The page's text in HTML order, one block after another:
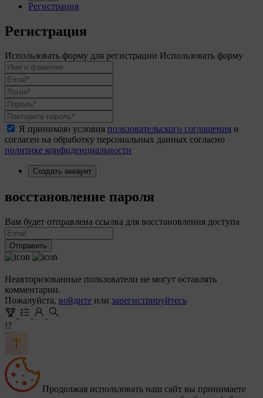
Регистрация
Регистрация
Использовать форму для регистрации Использовать форму
Я принимаю условия пользовательского соглашения и
согласен на обработку персональных данных согласно
политике конфиденциальности
Создать аккаунт
восстановление пароля
Вам будет отправлена ссылка для восстановления доступа
Отправить
Неавторизованные пользователи не могут оставлять
комментарии.
Пожалуйста, войдите или зарегистрируйтесь
!?
Продолжая использовать наш сайт вы принимаете